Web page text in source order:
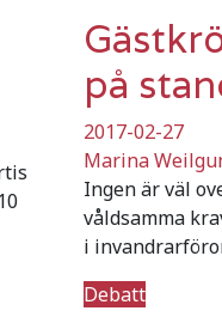
på
2017-02-27
Marina
Ingen är väl
våldsamma
i
Debatt